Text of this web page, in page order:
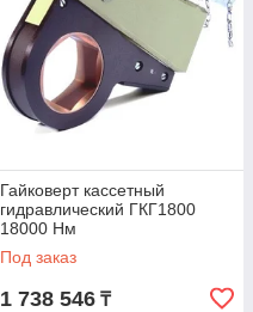
Гайковерт кассетный
гидравлический ГКГ1800
18000 Нм
Под заказ
1 738 546 ₸